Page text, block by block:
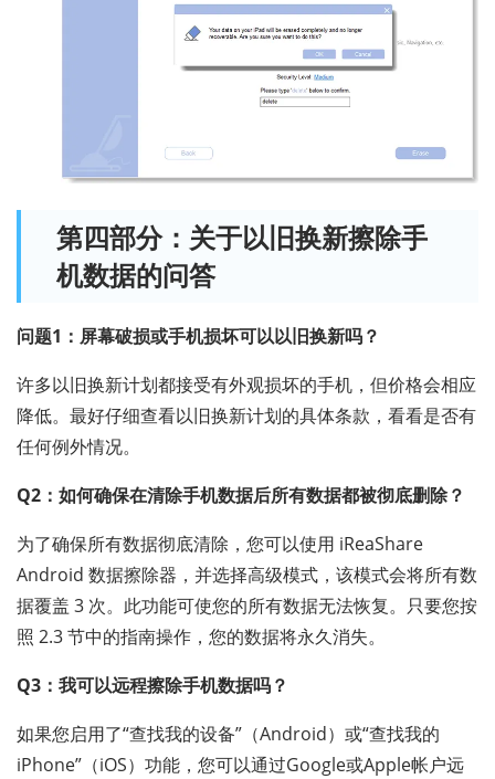
第四部分：关于以旧换新擦除手
机数据的问答
问题1：屏幕破损或手机损坏可以以旧换新吗？
许多以旧换新计划都接受有外观损坏的手机，但价格会相应
降低。最好仔细查看以旧换新计划的具体条款，看看是否有
任何例外情况。
Q2：如何确保在清除手机数据后所有数据都被彻底删除？
为了确保所有数据彻底清除，您可以使用 iReaShare
Android 数据擦除器，并选择高级模式，该模式会将所有数
据覆盖 3 次。此功能可使您的所有数据无法恢复。只要您按
照 2.3 节中的指南操作，您的数据将永久消失。
Q3：我可以远程擦除手机数据吗？
如果您启用了“查找我的设备”（Android）或“查找我的
iPhone”（iOS）功能，您可以通过Google或Apple帐户远